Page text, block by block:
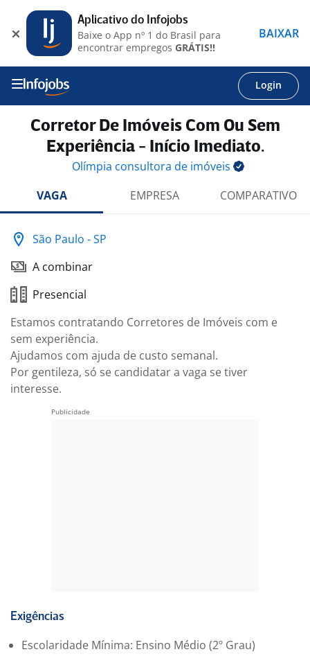
Login
Corretor De Imóveis Com Ou Sem
Experiência - Início Imediato.
Olímpia consultora de imóveis
VAGA
EMPRESA COMPARATIVO
São Paulo - SP
A combinar
Presencial
Estamos contratando Corretores de Imóveis com e
sem experiência.
Ajudamos com ajuda de custo semanal.
Por gentileza, só se candidatar a vaga se tiver
interesse.
Exigências
Escolaridade Mínima: Ensino Médio (2º Grau)
Aplicativo do Infojobs
Baixe o App nº 1 do Brasil para
encontrar empregos GRÁTIS!!
BAIXAR